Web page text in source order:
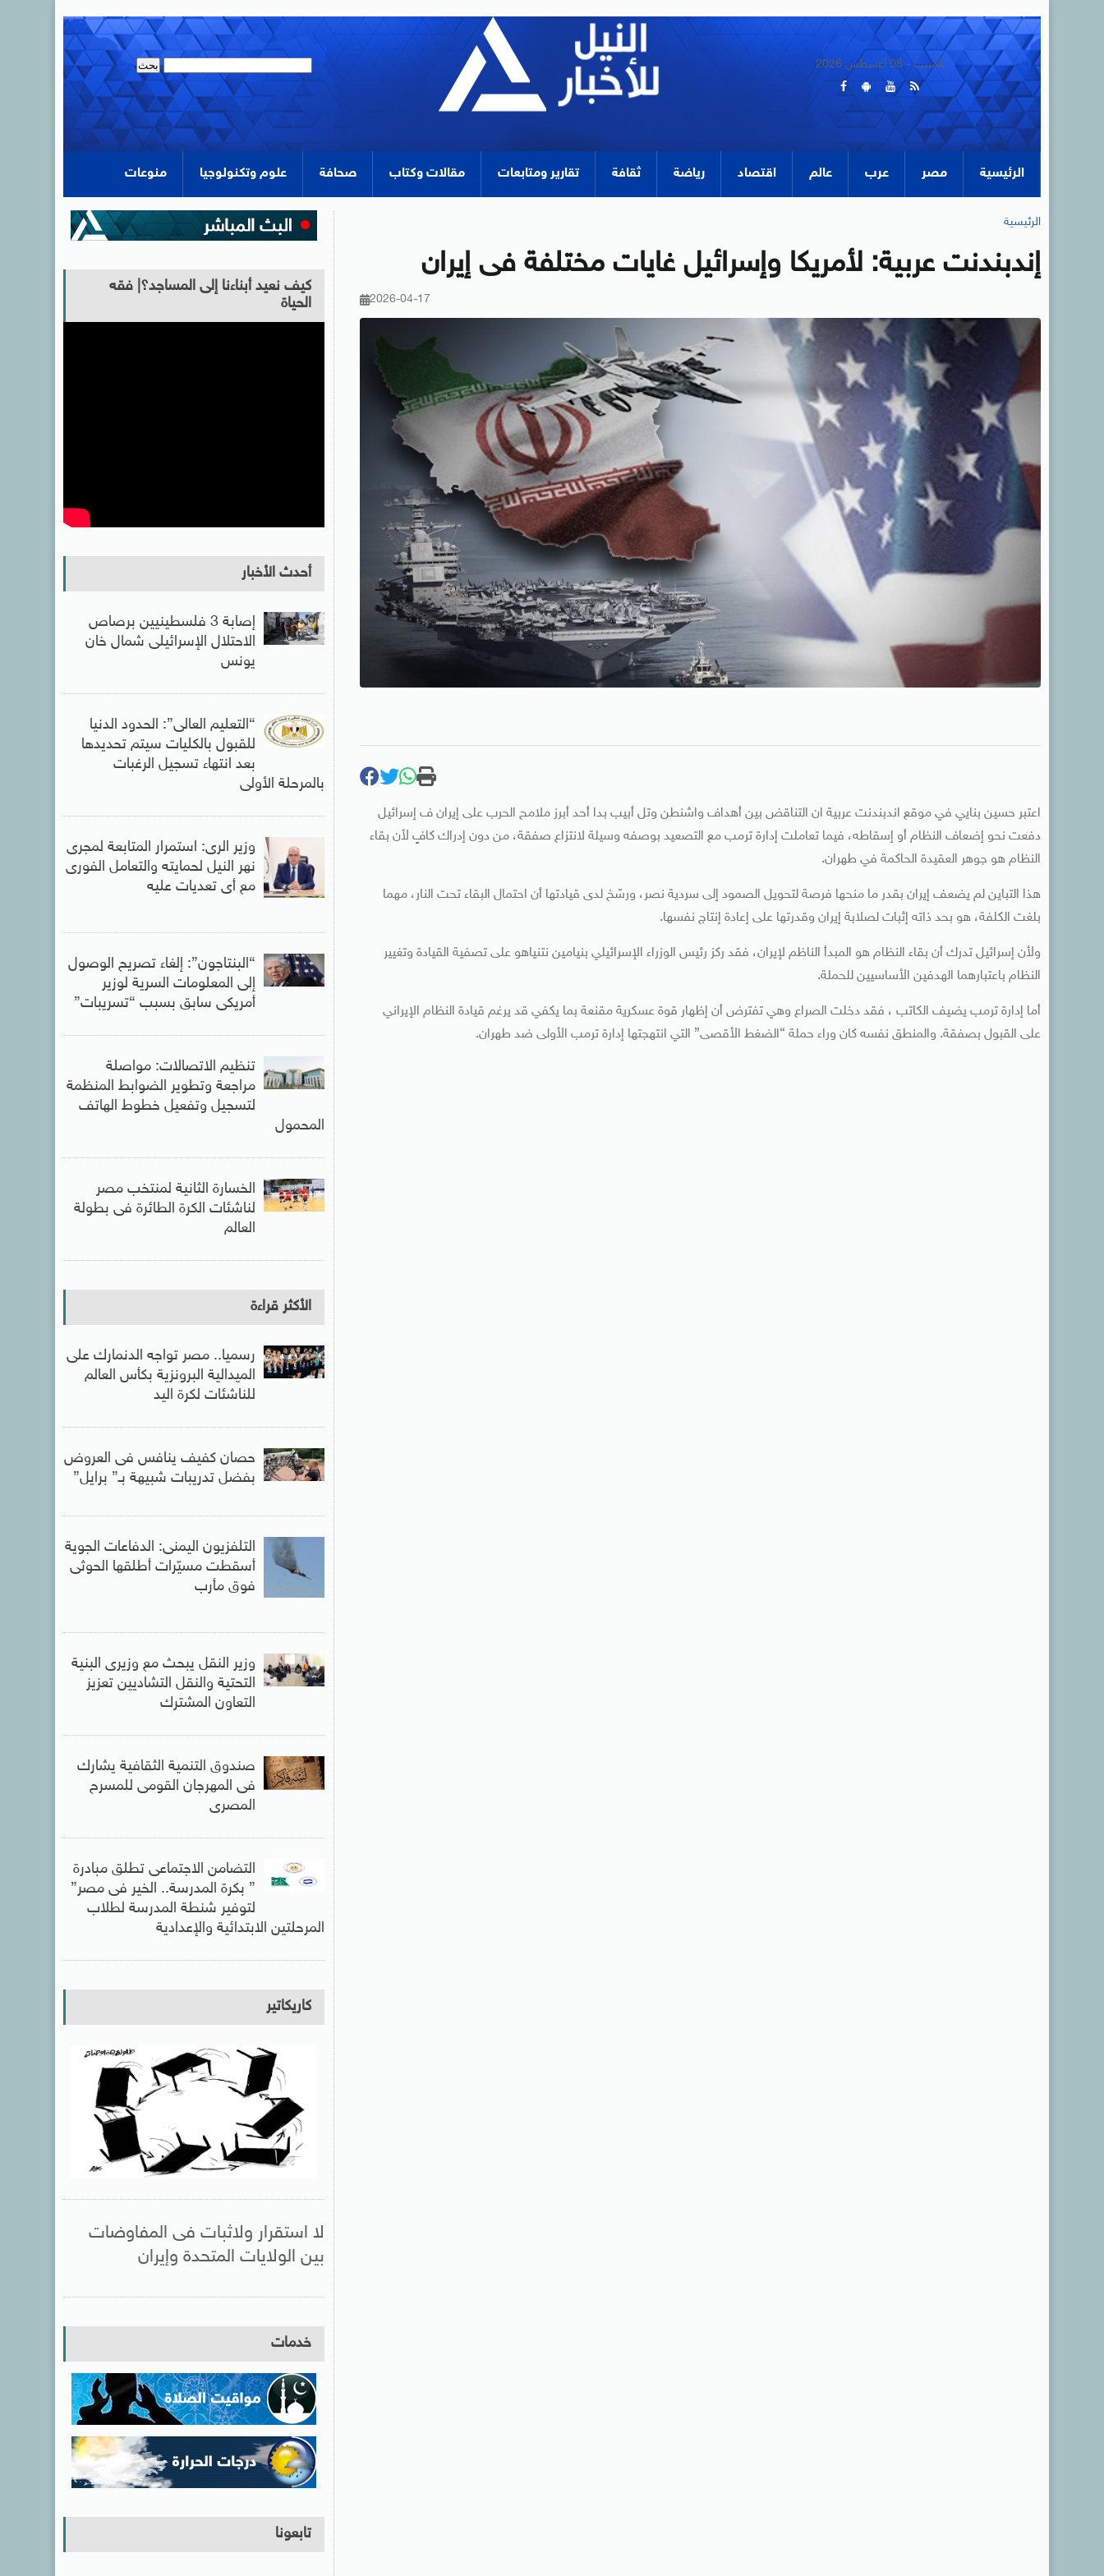
السبت - 08 أغسطس 2026
الرئيسية مصر عرب عالم اقتصاد رياضة ثقافة تقارير ومتابعات مقالات وكتاب صحافة علوم وتكنولوجيا منوعات
الرئيسية
إندبندنت عربية: لأمريكا وإسرائيل غايات مختلفة فى إيران
2026-04-17
اعتبر حسين بنايي في موقع اندبندنت عربية ان التناقض بين أهداف واشنطن وتل أبيب بدا أحد أبرز ملامح الحرب على إيران ف إسرائيل
دفعت نحو إضعاف النظام أو إسقاطه، فيما تعاملت إدارة ترمب مع التصعيد بوصفه وسيلة لانتزاع صفقة، من دون إدراك كافٍ لأن بقاء
النظام هو جوهر العقيدة الحاكمة في طهران.
هذا التباين لم يضعف إيران بقدر ما منحها فرصة لتحويل الصمود إلى سردية نصر، ورسّخ لدى قيادتها أن احتمال البقاء تحت النار، مهما
بلغت الكلفة، هو بحد ذاته إثبات لصلابة إيران وقدرتها على إعادة إنتاج نفسها.
ولأن إسرائيل تدرك أن بقاء النظام هو المبدأ الناظم لإيران، فقد ركز رئيس الوزراء الإسرائيلي بنيامين نتنياهو على تصفية القيادة وتغيير
النظام باعتبارهما الهدفين الأساسيين للحملة.
أما إدارة ترمب يضيف الكاتب ، فقد دخلت الصراع وهي تفترض أن إظهار قوة عسكرية مقنعة بما يكفي قد يرغم قيادة النظام الإيراني
على القبول بصفقة. والمنطق نفسه كان وراء حملة “الضغط الأقصى” التي انتهجتها إدارة ترمب الأولى ضد طهران.
كيف نعيد أبناءنا إلى المساجد؟| فقه
الحياة
أحدث الأخبار
إصابة 3 فلسطينيين برصاص
الاحتلال الإسرائيلى شمال خان
يونس
“التعليم العالى”: الحدود الدنيا
للقبول بالكليات سيتم تحديدها
بعد انتهاء تسجيل الرغبات
بالمرحلة الأولى
وزير الرى: استمرار المتابعة لمجرى
نهر النيل لحمايته والتعامل الفورى
مع أى تعديات عليه
“البنتاجون”: إلغاء تصريح الوصول
إلى المعلومات السرية لوزير
أمريكى سابق بسبب “تسريبات”
تنظيم الاتصالات: مواصلة
مراجعة وتطوير الضوابط المنظمة
لتسجيل وتفعيل خطوط الهاتف
المحمول
الخسارة الثانية لمنتخب مصر
لناشئات الكرة الطائرة فى بطولة
العالم
الأكثر قراءة
رسميا.. مصر تواجه الدنمارك على
الميدالية البرونزية بكأس العالم
للناشئات لكرة اليد
حصان كفيف ينافس فى العروض
بفضل تدريبات شبيهة بـ” برايل”
التلفزيون اليمنى: الدفاعات الجوية
أسقطت مسيّرات أطلقها الحوثى
فوق مأرب
وزير النقل يبحث مع وزيرى البنية
التحتية والنقل التشاديين تعزيز
التعاون المشترك
صندوق التنمية الثقافية يشارك
فى المهرجان القومى للمسرح
المصرى
التضامن الاجتماعى تطلق مبادرة
” بكرة المدرسة.. الخير فى مصر”
لتوفير شنطة المدرسة لطلاب
المرحلتين الابتدائية والإعدادية
كاريكاتير
لا استقرار ولاثبات فى المفاوضات
بين الولايات المتحدة وإيران
خدمات
تابعونا